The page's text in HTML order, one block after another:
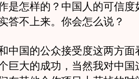
是怎样的？中国人的可信度
答不上来。你会怎么说？
国的公众接受度这两方面
巨大的成功，当然我对中国